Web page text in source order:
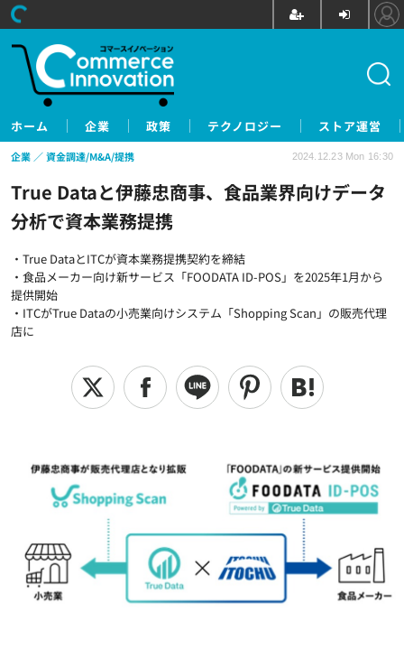
ホーム 企業 政策 テクノロジー ストア運営
True Dataと伊藤忠商事、食品業界向けデータ
分析で資本業務提携
・True DataとITCが資本業務提携契約を締結
・食品メーカー向け新サービス「FOODATA ID-POS」を2025年1月から
提供開始
・ITCがTrue Dataの小売業向けシステム「Shopping Scan」の販売代理
店に
企業 資金調達/M&A/提携 2024.12.23 Mon 16:30